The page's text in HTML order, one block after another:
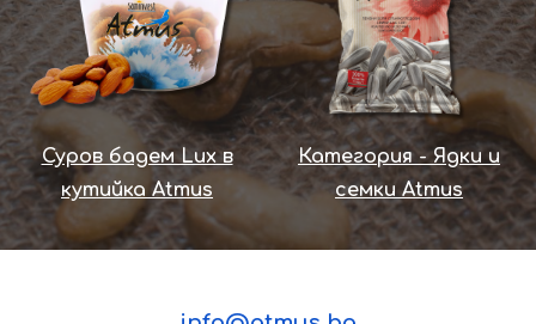
Суров бадем Lux в
кутийка Atmus
Категория - Ядки и
семки Atmus